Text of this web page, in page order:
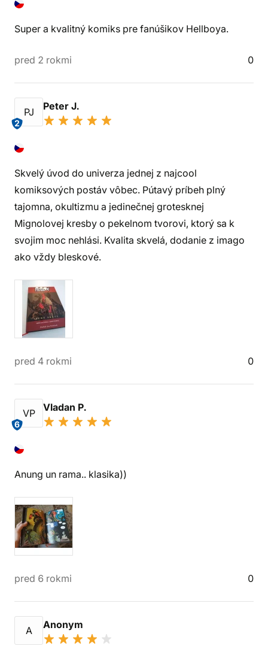
Super a kvalitný komiks pre fanúšikov Hellboya.
pred 2 rokmi 0
PJ
2
Peter J.
Skvelý úvod do univerza jednej z najcool
komiksových postáv vôbec. Pútavý príbeh plný
tajomna, okultizmu a jedinečnej grotesknej
Mignolovej kresby o pekelnom tvorovi, ktorý sa k
svojim moc nehlási. Kvalita skvelá, dodanie z imago
ako vždy bleskové.
pred 4 rokmi 0
VP
6
Vladan P.
Anung un rama.. klasika))
pred 6 rokmi 0
A Anonym